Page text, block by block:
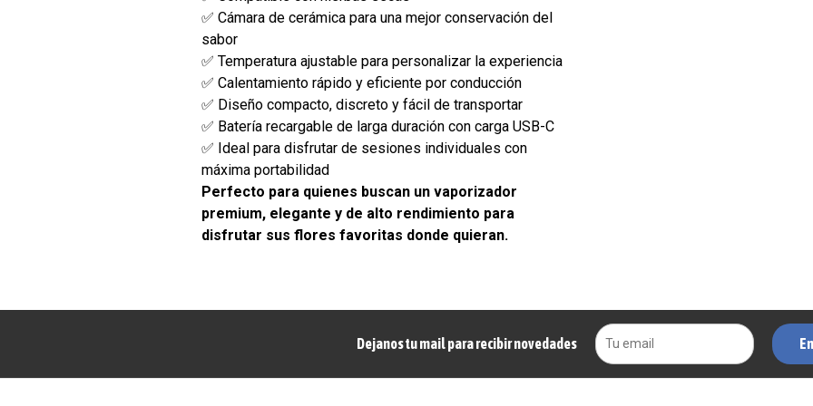
✅ Cámara de cerámica para una mejor conservación del
sabor
✅ Temperatura ajustable para personalizar la experiencia
✅ Calentamiento rápido y eficiente por conducción
✅ Diseño compacto, discreto y fácil de transportar
✅ Batería recargable de larga duración con carga USB-C
✅ Ideal para disfrutar de sesiones individuales con
máxima portabilidad
Perfecto para quienes buscan un vaporizador
premium, elegante y de alto rendimiento para
disfrutar sus flores favoritas donde quieran.
Dejanos tu mail para recibir novedades